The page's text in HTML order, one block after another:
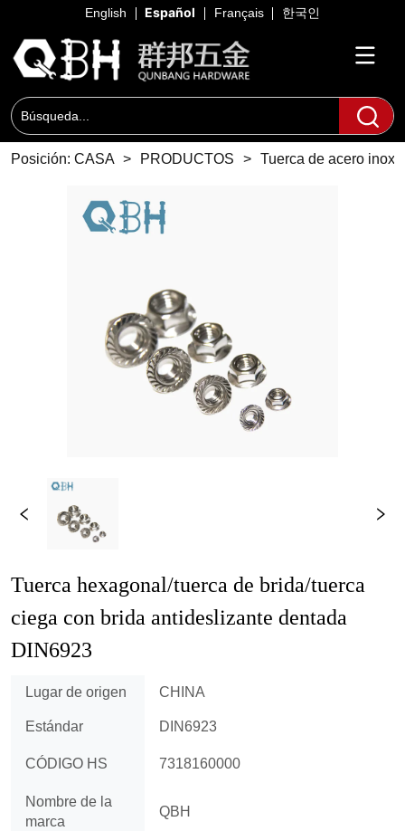
English Español Français 한국인
Posición: CASA > PRODUCTOS > Tuerca de acero
Tuerca hexagonal/tuerca de brida/tuerca
ciega con brida antideslizante dentada
DIN6923